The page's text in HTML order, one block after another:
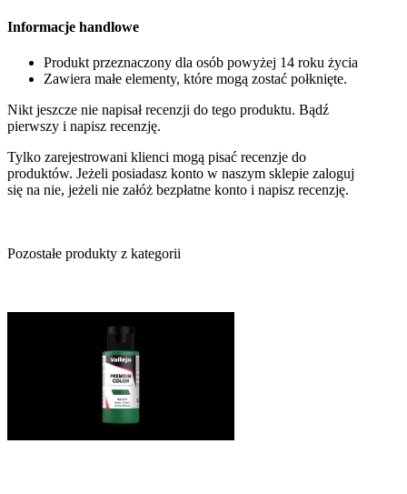
Informacje handlowe
Produkt przeznaczony dla osób powyżej 14 roku życia
Zawiera małe elementy, które mogą zostać połknięte.
Nikt jeszcze nie napisał recenzji do tego produktu. Bądź
pierwszy i napisz recenzję.
Tylko zarejestrowani klienci mogą pisać recenzje do
produktów. Jeżeli posiadasz konto w naszym sklepie zaloguj
się na nie, jeżeli nie załóż bezpłatne konto i napisz recenzję.
Pozostałe produkty z kategorii